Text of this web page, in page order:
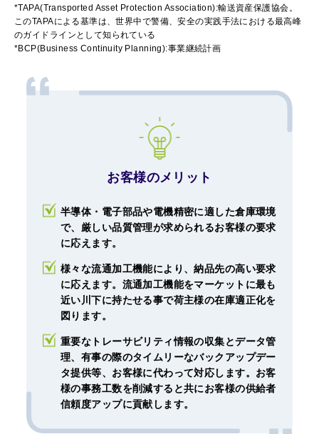
*TAPA(Transported Asset Protection Association):輸送資産保護協会。
このTAPAによる基準は、世界中で警備、安全の実践手法における最高峰
のガイドラインとして知られている
*BCP(Business Continuity Planning):事業継続計画
お客様のメリット
半導体・電子部品や電機精密に適した倉庫環境
で、厳しい品質管理が求められるお客様の要求
に応えます。
様々な流通加工機能により、納品先の高い要求
に応えます。流通加工機能をマーケットに最も
近い川下に持たせる事で荷主様の在庫適正化を
図ります。
重要なトレーサビリティ情報の収集とデータ管
理、有事の際のタイムリーなバックアップデー
タ提供等、お客様に代わって対応します。お客
様の事務工数を削減すると共にお客様の供給者
信頼度アップに貢献します。